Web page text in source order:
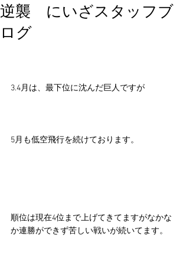
逆襲 にいざスタッフブ
ログ
3.4月は、最下位に沈んだ巨人ですが
5月も低空飛行を続けております。
順位は現在4位まで上げてきてますがなかな
か連勝ができず苦しい戦いが続いてます。